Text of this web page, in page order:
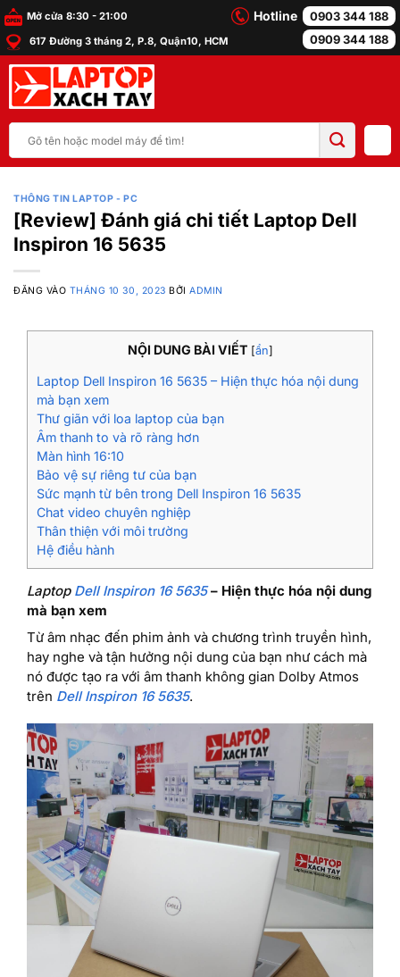
Bỏ
qua
nội
dung
Mở cửa 8:30 - 21:00
617 Đường 3 tháng 2, P.8, Quận10, HCM
Hotline
0903 344 188
0909 344 188
kiếm:
THÔNG TIN LAPTOP - PC
[Review] Đánh giá chi tiết Laptop Dell
Inspiron 16 5635
ĐĂNG VÀO THÁNG 10 30, 2023 BỞIADMIN
NỘI DUNG BÀI VIẾT [ẩn]
Laptop Dell Inspiron 16 5635 – Hiện thực hóa nội dung
mà bạn xem
Thư giãn với loa laptop của bạn
Âm thanh to và rõ ràng hơn
Màn hình 16:10
Bảo vệ sự riêng tư của bạn
Sức mạnh từ bên trong Dell Inspiron 16 5635
Chat video chuyên nghiệp
Thân thiện với môi trường
Hệ điều hành
Laptop Dell Inspiron 16 5635– Hiện thực hóa nội dung
mà bạn xem
Từ âm nhạc đến phim ảnh và chương trình truyền hình,
hay nghe và tận hưởng nội dung của bạn như cách mà
nó được tạo ra với âm thanh không gian Dolby Atmos
trên Dell Inspiron 16 5635.